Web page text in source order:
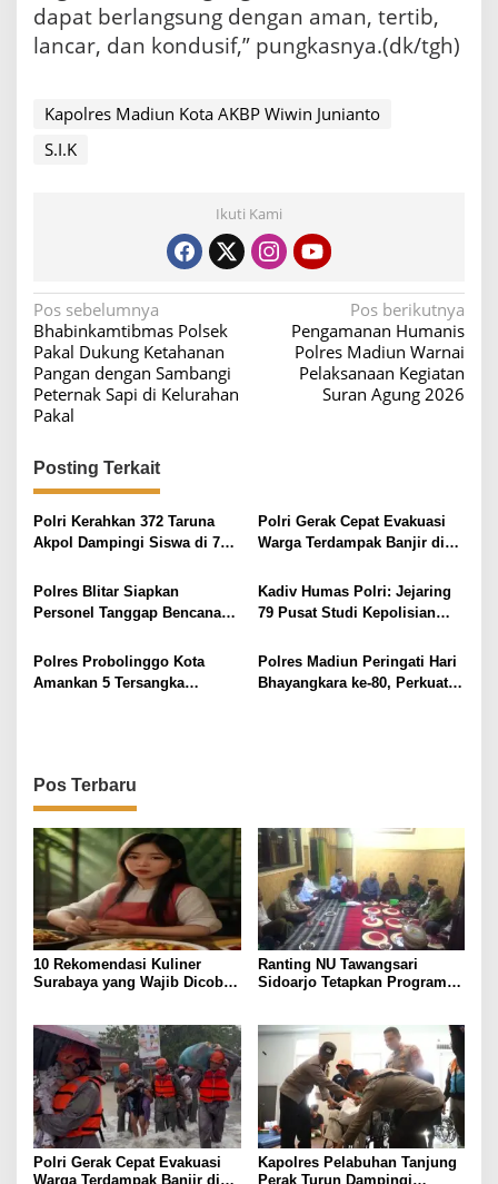
dapat berlangsung dengan aman, tertib,
lancar, dan kondusif,” pungkasnya.(dk/tgh)
Kapolres Madiun Kota AKBP Wiwin Junianto
S.I.K
Ikuti Kami
N
a
v
i
a
s
i
p
o
s
Pos sebelumnya
Bhabinkamtibmas Polsek
Pakal Dukung Ketahanan
Pangan dengan Sambangi
Peternak Sapi di Kelurahan
Pakal
Pos berikutnya
Pengamanan Humanis
Polres Madiun Warnai
Pelaksanaan Kegiatan
Suran Agung 2026
Posting Terkait
Polri Kerahkan 372 Taruna
Akpol Dampingi Siswa di 73
Taruna Akademi TNI
Polri Gerak Cepat Evakuasi
Warga Terdampak Banjir di
Polres Blitar Siapkan
Personel Tanggap Bencana
Kadiv Humas Polri: Jejaring
79 Pusat Studi Kepolisian
Berbasis Riset, Riau Hadirkan
Terobosan Green Policing
Polres Probolinggo Kota
Amankan 5 Tersangka
Polres Madiun Peringati Hari
Bhayangkara ke-80, Perkuat
Pos Terbaru
10 Rekomendasi Kuliner
Surabaya yang Wajib Dicoba,
Ranting NU Tawangsari
Sidoarjo Tetapkan Program
Polri Gerak Cepat Evakuasi
Warga Terdampak Banjir di
Kapolres Pelabuhan Tanjung
Perak Turun Dampingi